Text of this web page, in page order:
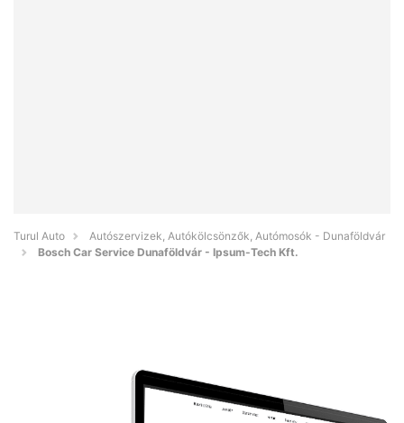
Turul Auto
Autószervizek, Autókölcsönzők, Autómosók - Dunaföldvár
Bosch Car Service Dunaföldvár - Ipsum-Tech Kft.